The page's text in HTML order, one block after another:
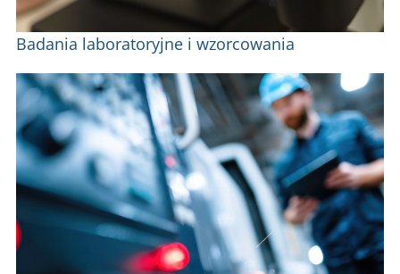
Badania laboratoryjne i wzorcowania